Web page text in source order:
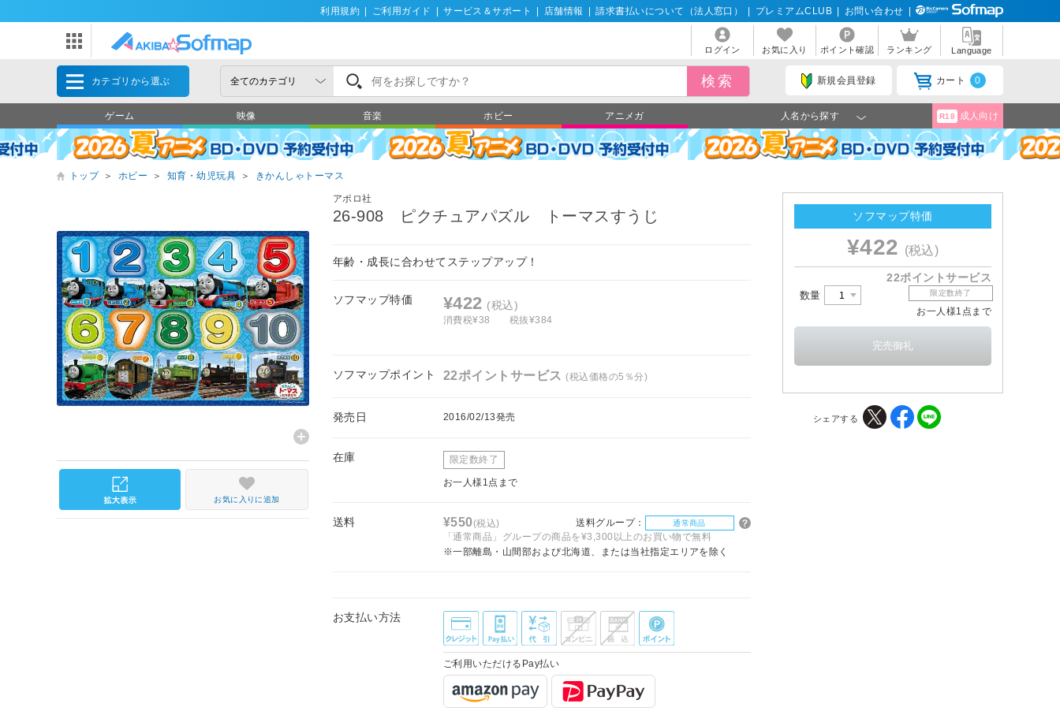
利用規約 ご利用ガイド サービス＆サポート 店舗情報 請求書払いについて（法人窓口） プレミアムCLUB お問い合わせ
ログイン お気に入り ポイント確認 ランキング Language
カテゴリから選ぶ 新規会員登録 カート 0
ゲーム 映像 音楽 ホビー アニメガ 人名から探す R18 成人向け
トップ ＞ ホビー ＞ 知育・幼児玩具 ＞ きかんしゃトーマス
アポロ社
26-908 ピクチュアパズル トーマスすうじ
年齢・成長に合わせてステップアップ！
ソフマップ特価 ¥422 (税込)
消費税¥38 税抜¥384
ソフマップポイント 22ポイントサービス(税込価格の5％分)
発売日 2016/02/13発売
在庫 限定数終了
お一人様1点まで
送料 ¥550(税込) 送料グループ： 通常商品
「通常商品」グループの商品を¥3,300以上のお買い物で無料
※一部離島・山間部および北海道、または当社指定エリアを除く
お支払い方法
ご利用いただけるPay払い
お気に入りに追加
ソフマップ特価
¥422 (税込)
22ポイントサービス
数量 限定数終了
お一人様1点まで
シェアする